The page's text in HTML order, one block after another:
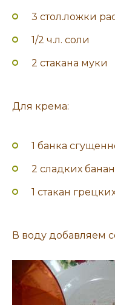
3 стол.ложки
1/2 ч.л. соли
2 стакана муки
Для крема:
1 банка
2 сладких
1 стакан
В воду добавляем